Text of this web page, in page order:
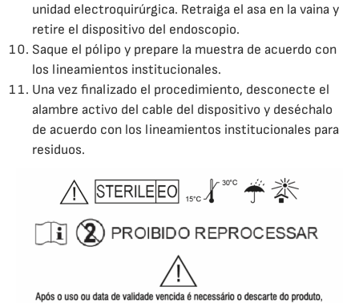
unidad electroquirúrgica. Retraiga el asa en la vaina y
retire el dispositivo del endoscopio.
Saque el pólipo y prepare la muestra de acuerdo con
los lineamientos institucionales.
Una vez finalizado el procedimiento, desconecte el
alambre activo del cable del dispositivo y deséchalo
de acuerdo con los lineamientos institucionales para
residuos.